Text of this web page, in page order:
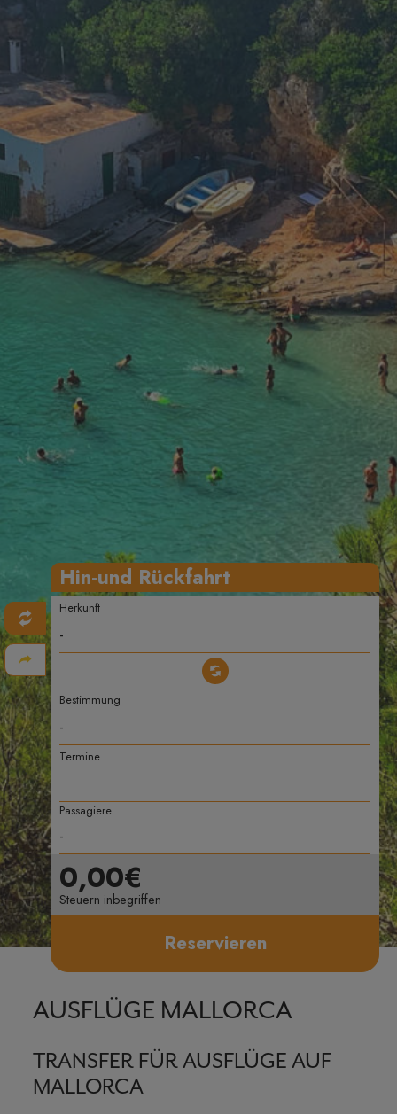
Hin-und Rückfahrt
Herkunft
Bestimmung
Termine
Passagiere
0,00€
Steuern inbegriffen
Reservieren
AUSFLÜGE MALLORCA
TRANSFER FÜR AUSFLÜGE AUF
MALLORCA